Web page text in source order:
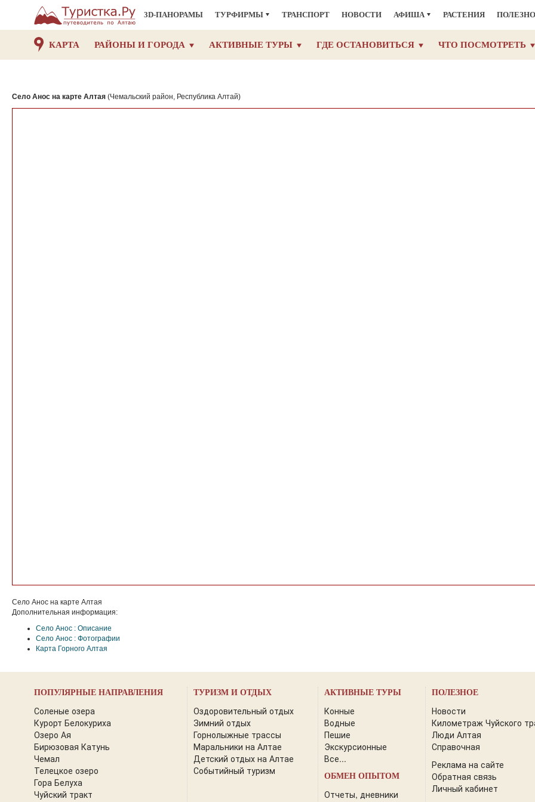
3D-ПАНОРАМЫ ТУРФИРМЫ ТРАНСПОРТ НОВОСТИ АФИША РАСТЕНИЯ
КАРТА РАЙОНЫ И ГОРОДА АКТИВНЫЕ ТУРЫ ГДЕ ОСТАНОВИТЬСЯ ЧТО ПОСМОТРЕТЬ
Село Анос на карте Алтая (Чемальский район, Республика Алтай)
Село Анос на карте Алтая
Дополнительная информация:
Село Анос : Описание
Село Анос : Фотографии
Карта Горного Алтая
ПОПУЛЯРНЫЕ НАПРАВЛЕНИЯ
Соленые озера
Курорт Белокуриха
Озеро Ая
Бирюзовая Катунь
Чемал
Телецкое озеро
Гора Белуха
Чуйский тракт
ТУРИЗМ И ОТДЫХ
Оздоровительный отдых
Зимний отдых
Горнолыжные трассы
Маральники на Алтае
Детский отдых на Алтае
Событийный туризм
АКТИВНЫЕ ТУРЫ
Конные
Водные
Пешие
Экскурсионные
Все...
ОБМЕН ОПЫТОМ
Отчеты, дневники
ПОЛЕЗНОЕ
Новости
Километраж Чуйского
Люди Алтая
Справочная
Реклама на сайте
Обратная связь
Личный кабинет